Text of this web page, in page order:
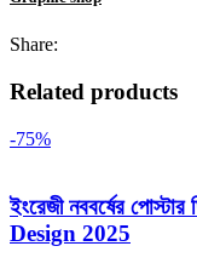
Share:
Related products
-75%
ইংরেজী নববর্ষের
Design 2025